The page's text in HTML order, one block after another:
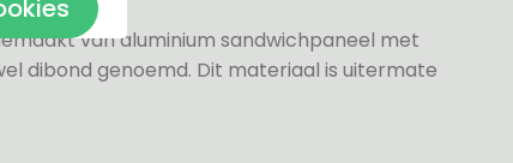
van aluminium sandwichpaneel met
dibond genoemd. Dit materiaal is uitermate